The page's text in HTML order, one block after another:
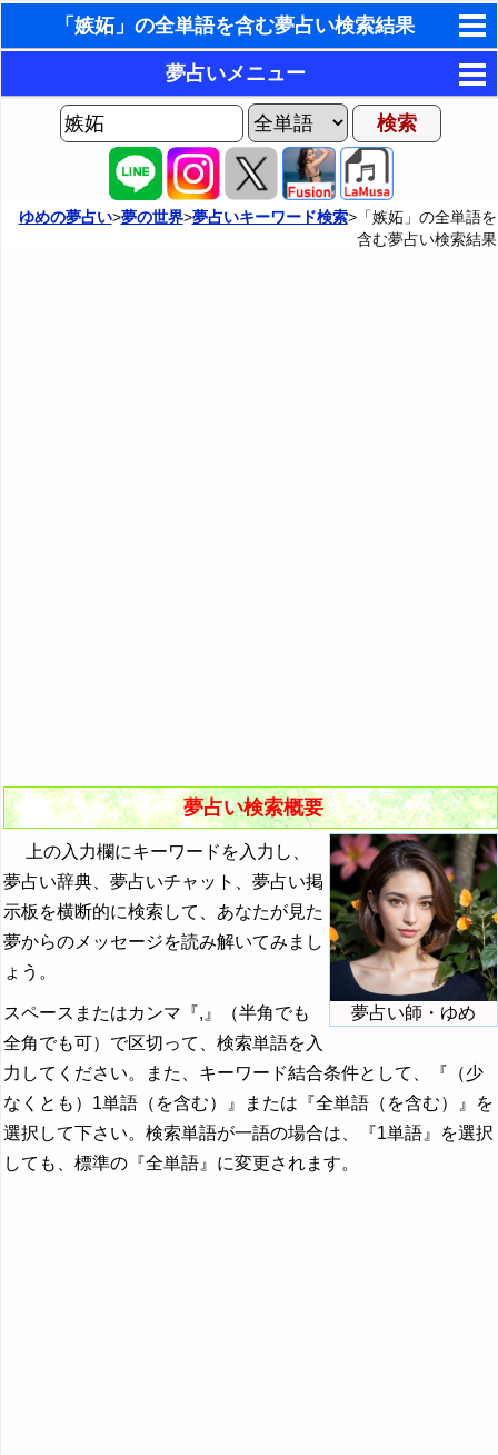
「嫉妬」の全単語を含む夢占い検索結果
東洋・西洋占星術
ホラリー占星術
手相占いで未来診断
タロットカードで無料占い
夢占いメニュー
AIゆめの夢占いチャット
ヨセフの夢占い
夢占い掲示板
ゆめの夢占い>夢の世界>夢占いキーワード検索>「嫉妬」の全単語を
含む夢占い検索結果
夢占い検索概要
夢占い師・ゆめ
上の入力欄にキーワードを入力し、
夢占い辞典、夢占いチャット、夢占い掲
示板を横断的に検索して、あなたが見た
夢からのメッセージを読み解いてみまし
ょう。
スペースまたはカンマ『,』（半角でも
全角でも可）で区切って、検索単語を入
力してください。また、キーワード結合条件として、『（少
なくとも）1単語（を含む）』または『全単語（を含む）』を
選択して下さい。検索単語が一語の場合は、『1単語』を選択
しても、標準の『全単語』に変更されます。